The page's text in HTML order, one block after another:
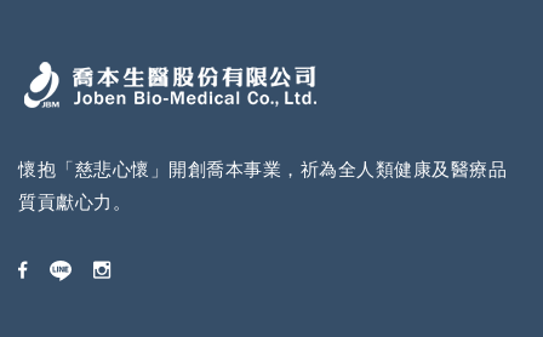
懷抱「慈悲心懷」開創喬本事業，祈為全人類健康及醫療品
質貢獻心力。